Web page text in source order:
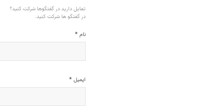
تمایل دارید در گفتگوها شرکت کنید؟
در گفتگو ها شرکت کنید.
نام *
ایمیل *